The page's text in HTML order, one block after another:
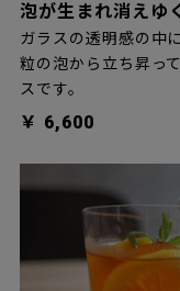
泡が生まれ消えゆ
ガラスの透明感の中
粒の泡から立ち昇っ
スです。
￥ 6,600